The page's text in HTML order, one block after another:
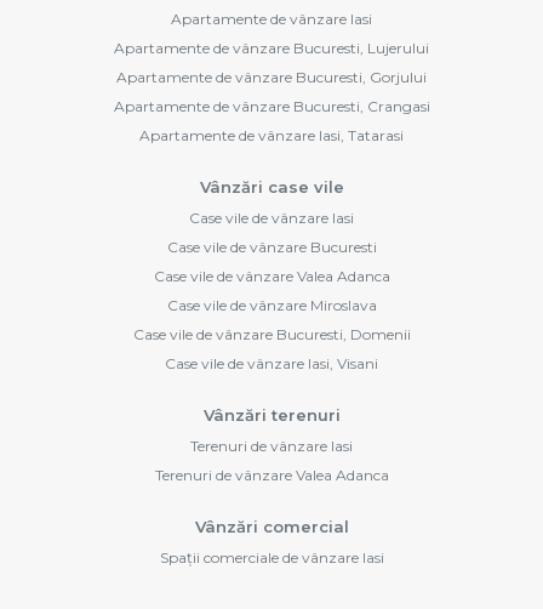
Apartamente de vânzare Iasi
Apartamente de vânzare Bucuresti, Lujerului
Apartamente de vânzare Bucuresti, Gorjului
Apartamente de vânzare Bucuresti, Crangasi
Apartamente de vânzare Iasi, Tatarasi
Vânzări case vile
Case vile de vânzare Iasi
Case vile de vânzare Bucuresti
Case vile de vânzare Valea Adanca
Case vile de vânzare Miroslava
Case vile de vânzare Bucuresti, Domenii
Case vile de vânzare Iasi, Visani
Vânzări terenuri
Terenuri de vânzare Iasi
Terenuri de vânzare Valea Adanca
Vânzări comercial
Spații comerciale de vânzare Iasi